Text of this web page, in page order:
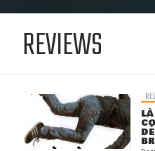
REVIEWS